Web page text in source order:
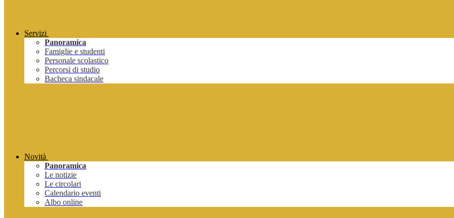
Servizi
Panoramica
Famiglie e studenti
Personale scolastico
Percorsi di studio
Bacheca sindacale
Novità
Panoramica
Le notizie
Le circolari
Calendario eventi
Albo online